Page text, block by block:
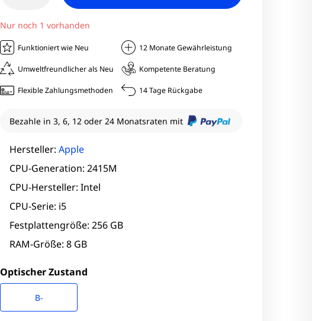
Nur noch 1 vorhanden
Funktioniert wie Neu 12 Monate Gewährleistung
Umweltfreundlicher als Neu Kompetente Beratung
Flexible Zahlungsmethoden 14 Tage Rückgabe
Bezahle in 3, 6, 12 oder 24 Monatsraten mit
Hersteller: Apple
CPU-Generation: 2415M
CPU-Hersteller: Intel
CPU-Serie: i5
Festplattengröße: 256 GB
RAM-Größe: 8 GB
Optischer Zustand
B-